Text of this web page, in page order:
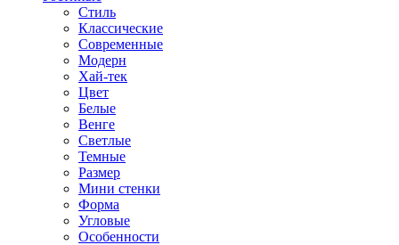
Стиль
Классические
Современные
Модерн
Хай-тек
Цвет
Белые
Венге
Светлые
Темные
Размер
Мини стенки
Форма
Угловые
Особенности